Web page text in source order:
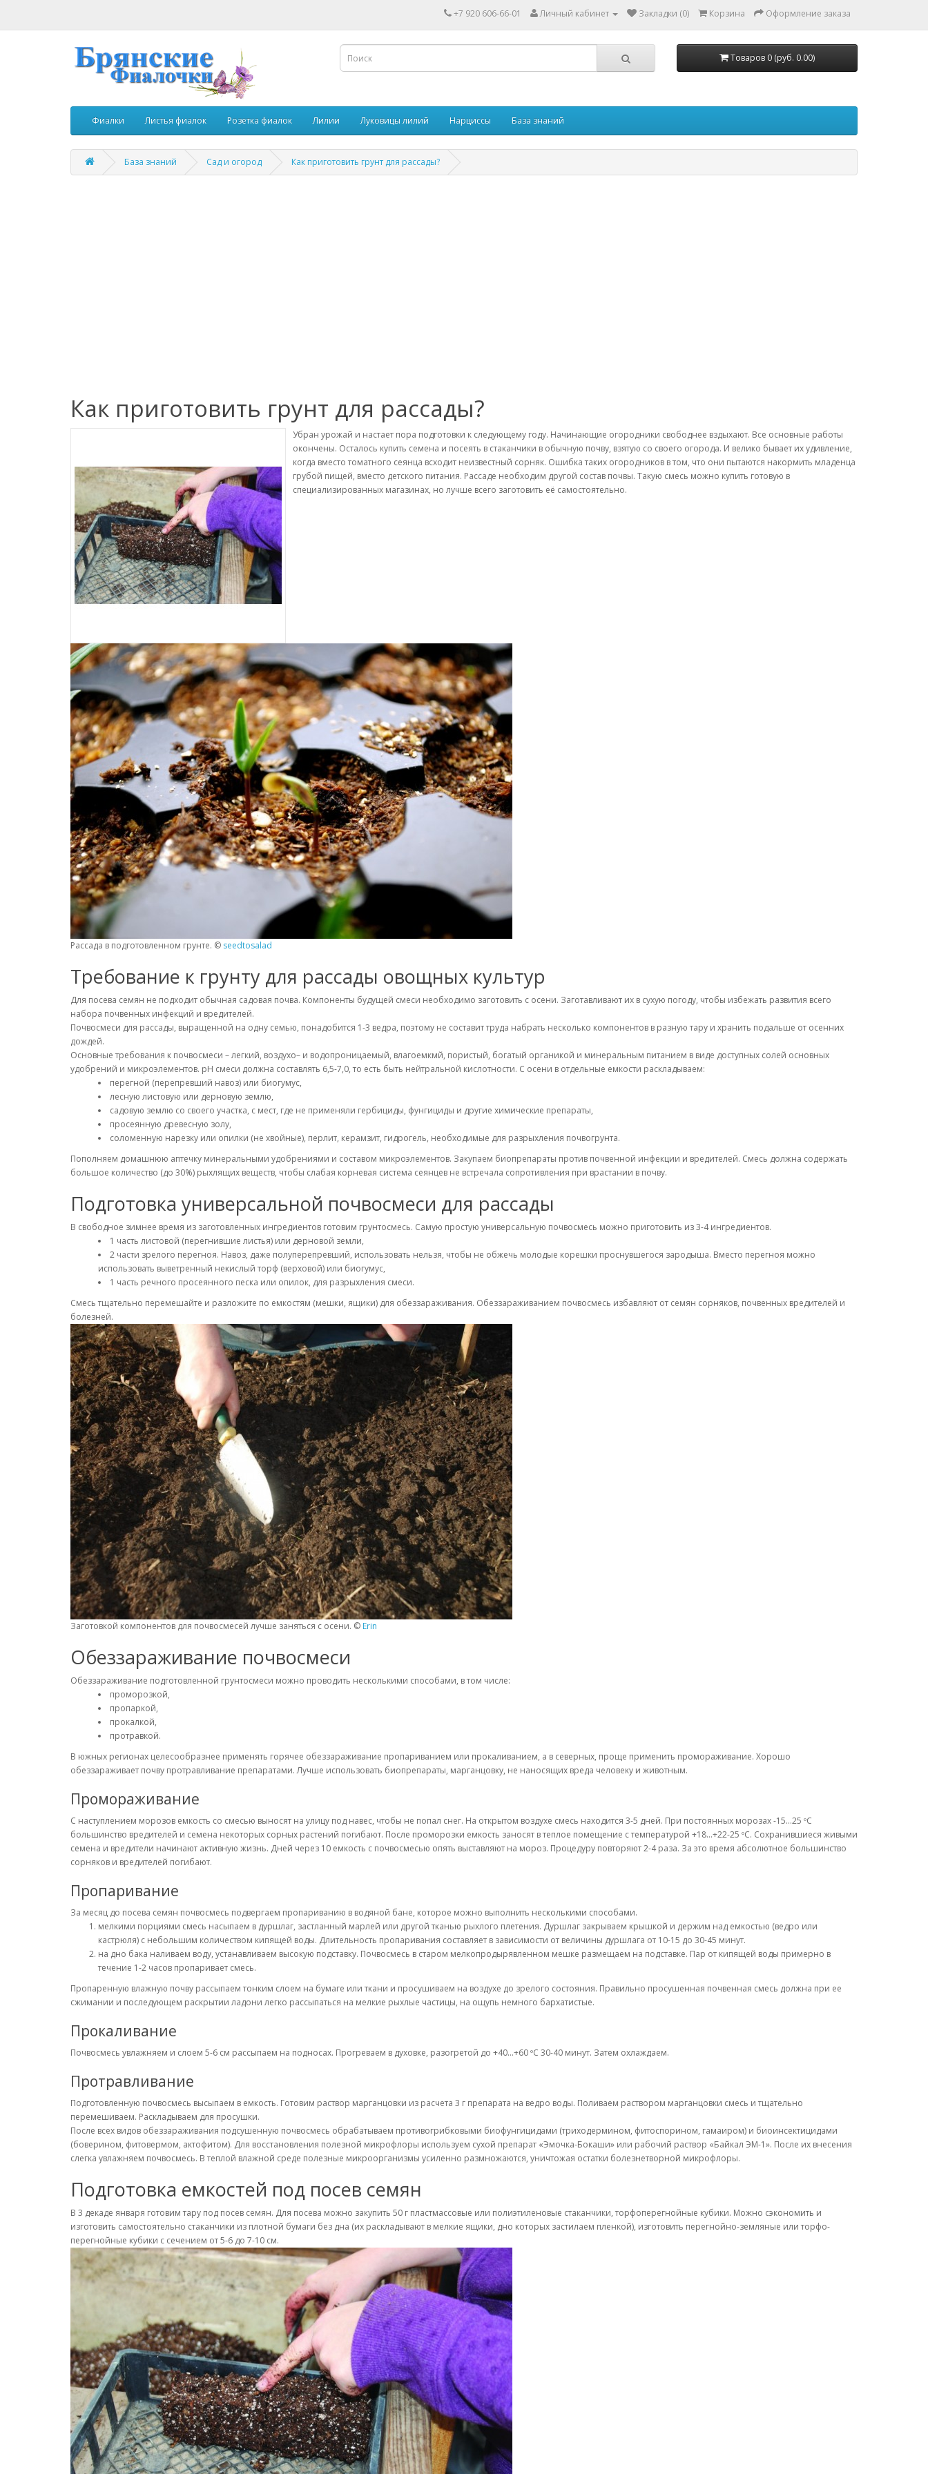
+7 920 606-66-01 Личный кабинет Закладки (0) Корзина Оформление заказа
Товаров 0 (руб. 0.00)
Фиалки Листья фиалок Розетка фиалок Лилии Луковицы лилий Нарциссы База знаний
База знаний Сад и огород Как приготовить грунт для рассады?
Как приготовить грунт для рассады?
Убран урожай и настает пора подготовки к следующему году. Начинающие огородники свободнее вздыхают. Все основные работы
окончены. Осталось купить семена и посеять в стаканчики в обычную почву, взятую со своего огорода. И велико бывает их удивление,
когда вместо томатного сеянца всходит неизвестный сорняк. Ошибка таких огородников в том, что они пытаются накормить младенца
грубой пищей, вместо детского питания. Рассаде необходим другой состав почвы. Такую смесь можно купить готовую в
специализированных магазинах, но лучше всего заготовить её самостоятельно.
Рассада в подготовленном грунте. © seedtosalad
Требование к грунту для рассады овощных культур
Для посева семян не подходит обычная садовая почва. Компоненты будущей смеси необходимо заготовить с осени. Заготавливают их в сухую погоду, чтобы избежать развития всего
набора почвенных инфекций и вредителей.
Почвосмеси для рассады, выращенной на одну семью, понадобится 1-3 ведра, поэтому не составит труда набрать несколько компонентов в разную тару и хранить подальше от осенних
дождей.
Основные требования к почвосмеси – легкий, воздухо– и водопроницаемый, влагоемкмй, пористый, богатый органикой и минеральным питанием в виде доступных солей основных
удобрений и микроэлементов. рН смеси должна составлять 6,5-7,0, то есть быть нейтральной кислотности. С осени в отдельные емкости раскладываем:
перегной (перепревший навоз) или биогумус,
лесную листовую или дерновую землю,
садовую землю со своего участка, с мест, где не применяли гербициды, фунгициды и другие химические препараты,
просеянную древесную золу,
соломенную нарезку или опилки (не хвойные), перлит, керамзит, гидрогель, необходимые для разрыхления почвогрунта.
Пополняем домашнюю аптечку минеральными удобрениями и составом микроэлементов. Закупаем биопрепараты против почвенной инфекции и вредителей. Смесь должна содержать
большое количество (до 30%) рыхлящих веществ, чтобы слабая корневая система сеянцев не встречала сопротивления при врастании в почву.
Подготовка универсальной почвосмеси для рассады
В свободное зимнее время из заготовленных ингредиентов готовим грунтосмесь. Самую простую универсальную почвосмесь можно приготовить из 3-4 ингредиентов.
1 часть листовой (перегнившие листья) или дерновой земли,
2 части зрелого перегноя. Навоз, даже полуперепревший, использовать нельзя, чтобы не обжечь молодые корешки проснувшегося зародыша. Вместо перегноя можно
использовать выветренный некислый торф (верховой) или биогумус,
1 часть речного просеянного песка или опилок, для разрыхления смеси.
Смесь тщательно перемешайте и разложите по емкостям (мешки, ящики) для обеззараживания. Обеззараживанием почвосмесь избавляют от семян сорняков, почвенных вредителей и
болезней.
Заготовкой компонентов для почвосмесей лучше заняться с осени. © Erin
Обеззараживание почвосмеси
Обеззараживание подготовленной грунтосмеси можно проводить несколькими способами, в том числе:
проморозкой,
пропаркой,
прокалкой,
протравкой.
В южных регионах целесообразнее применять горячее обеззараживание пропариванием или прокаливанием, а в северных, проще применить промораживание. Хорошо
обеззараживает почву протравливание препаратами. Лучше использовать биопрепараты, марганцовку, не наносящих вреда человеку и животным.
Промораживание
С наступлением морозов емкость со смесью выносят на улицу под навес, чтобы не попал снег. На открытом воздухе смесь находится 3-5 дней. При постоянных морозах -15…25 ºС
большинство вредителей и семена некоторых сорных растений погибают. После проморозки емкость заносят в теплое помещение с температурой +18…+22-25 ºС. Сохранившиеся живыми
семена и вредители начинают активную жизнь. Дней через 10 емкость с почвосмесью опять выставляют на мороз. Процедуру повторяют 2-4 раза. За это время абсолютное большинство
сорняков и вредителей погибают.
Пропаривание
За месяц до посева семян почвосмесь подвергаем пропариванию в водяной бане, которое можно выполнить несколькими способами.
мелкими порциями смесь насыпаем в дуршлаг, застланный марлей или другой тканью рыхлого плетения. Дуршлаг закрываем крышкой и держим над емкостью (ведро или
кастрюля) с небольшим количеством кипящей воды. Длительность пропаривания составляет в зависимости от величины дуршлага от 10-15 до 30-45 минут.
на дно бака наливаем воду, устанавливаем высокую подставку. Почвосмесь в старом мелкопродырявленном мешке размещаем на подставке. Пар от кипящей воды примерно в
течение 1-2 часов пропаривает смесь.
Пропаренную влажную почву рассыпаем тонким слоем на бумаге или ткани и просушиваем на воздухе до зрелого состояния. Правильно просушенная почвенная смесь должна при ее
сжимании и последующем раскрытии ладони легко рассыпаться на мелкие рыхлые частицы, на ощупь немного бархатистые.
Прокаливание
Почвосмесь увлажняем и слоем 5-6 см рассыпаем на подносах. Прогреваем в духовке, разогретой до +40…+60 ºС 30-40 минут. Затем охлаждаем.
Протравливание
Подготовленную почвосмесь высыпаем в емкость. Готовим раствор марганцовки из расчета 3 г препарата на ведро воды. Поливаем раствором марганцовки смесь и тщательно
перемешиваем. Раскладываем для просушки.
После всех видов обеззараживания подсушенную почвосмесь обрабатываем противогрибковыми биофунгицидами (триходермином, фитоспорином, гамаиром) и биоинсектицидами
(боверином, фитовермом, актофитом). Для восстановления полезной микрофлоры используем сухой препарат «Эмочка-Бокаши» или рабочий раствор «Байкал ЭМ-1». После их внесения
слегка увлажняем почвосмесь. В теплой влажной среде полезные микроорганизмы усиленно размножаются, уничтожая остатки болезнетворной микрофлоры.
Подготовка емкостей под посев семян
В 3 декаде января готовим тару под посев семян. Для посева можно закупить 50 г пластмассовые или полиэтиленовые стаканчики, торфоперегнойные кубики. Можно сэкономить и
изготовить самостоятельно стаканчики из плотной бумаги без дна (их раскладывают в мелкие ящики, дно которых застилаем пленкой), изготовить перегнойно-земляные или торфо-
перегнойные кубики с сечением от 5-6 до 7-10 см.